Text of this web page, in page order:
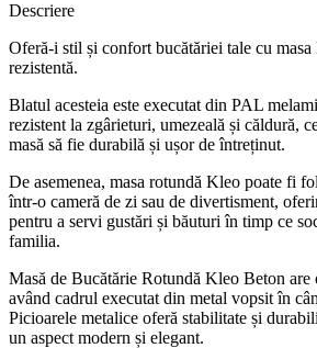
Descriere
Oferă-i stil și confort bucătăriei tale cu
rezistentă.
Blatul acesteia este executat din PAL
rezistent la zgârieturi, umezeală și căldură,
masă să fie durabilă și ușor de întreținut.
De asemenea, masa rotundă Kleo poate fi
într-o cameră de zi sau de divertisment,
pentru a servi gustări și băuturi în timp ce
familia.
Masă de Bucătărie Rotundă Kleo Beton are
având cadrul executat din metal vopsit în
Picioarele metalice oferă stabilitate și
un aspect modern și elegant.